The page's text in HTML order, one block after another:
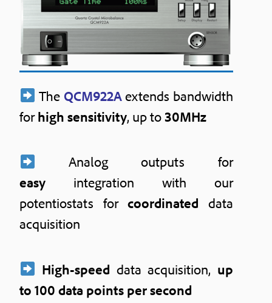
TheQCM922Aextends bandwidth
forhigh sensitivity, up to30MHz
Analog outputs for
easy integration with our
potentiostats forcoordinated data
acquisition
High-speed data acquisition, up
to 100 data points per second